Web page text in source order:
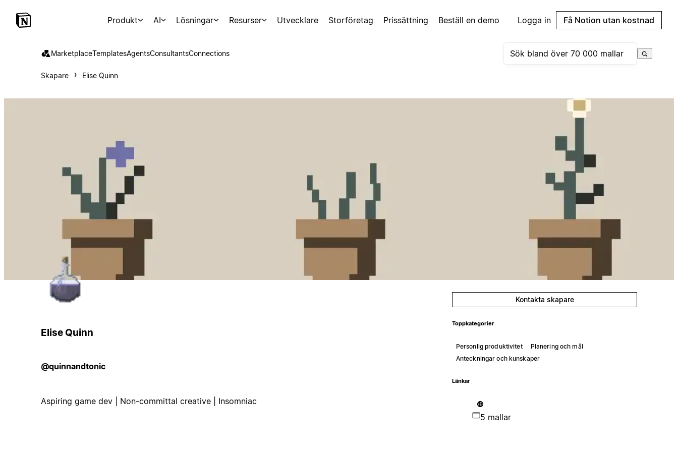
Produkt AI Lösningar Resurser Utvecklare Storföretag Prissättning Beställ en demo Logga in Få Notion utan kostnad
MarketplaceTemplatesAgentsConsultantsConnections
Skapare Elise Quinn
Elise Quinn
@quinnandtonic
Aspiring game dev | Non-committal creative | Insomniac
Kontakta skapare
Toppkategorier
Personlig produktivitet
Planering och mål
Anteckningar och kunskaper
Länkar
5 mallar